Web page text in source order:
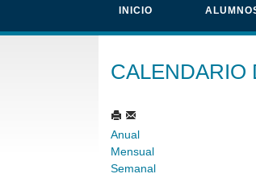
INICIO
CALENDARIO
Anual
Mensual
Semanal